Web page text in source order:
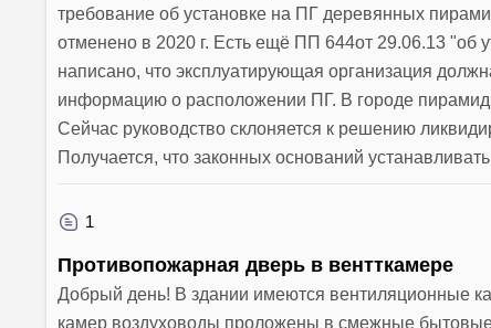
требование об установке на ПГ деревянных
отменено в 2020 г. Есть ещё ПП 644от 29.06.13 "об
написано, что эксплуатирующая организация
информацию о расположении ПГ. В городе
Сейчас руководство склоняется к решению
Получается, что законных оснований
1
Противопожарная дверь в вентткамере
Добрый день! В здании имеются вентиляционные
камер воздуховоды проложены в смежные